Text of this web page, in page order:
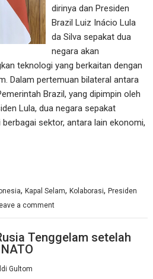
dirinya dan Presiden
Brazil Luiz Inácio Lula
da Silva sepakat dua
negara akan
teknologi yang berkaitan dengan
Dalam pertemuan bilateral antara
Brazil, yang dipimpin oleh
Lula, dua negara sepakat
sektor, antara lain ekonomi,
,Kapal Selam,Kolaborasi,Presiden
a comment
Tenggelam setelah
Gultom